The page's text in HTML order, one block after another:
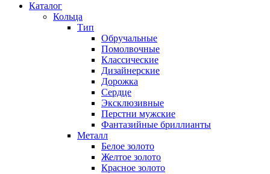
Каталог
Кольца
Тип
Обручальные
Помолвочные
Классические
Дизайнерские
Дорожка
Сердце
Эксклюзивные
Перстни мужские
Фантазийные бриллианты
Металл
Белое золото
Желтое золото
Красное золото